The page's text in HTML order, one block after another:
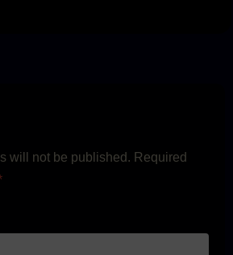
will not be published. Required